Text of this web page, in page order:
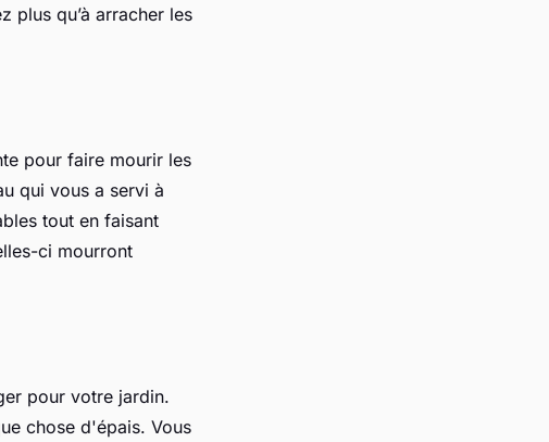
plus qu’à arracher les
pour faire mourir les
qui vous a servi à
tout en faisant
ci mourront
pour votre jardin.
chose d'épais. Vous